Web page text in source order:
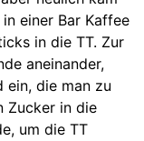
einer Bar Kaffee
in die TT. Zur
aneinander,
ein, die man zu
Zucker in die
um die TT